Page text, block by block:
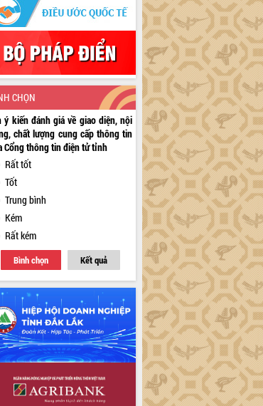
CHỌN
ý kiến đánh giá về giao diện, nội
chất lượng cung cấp thông tin
Cổng thông tin điện tử tỉnh
Rất tốt
Tốt
Trung bình
Kém
Rất kém
Bình chọn Kết quả